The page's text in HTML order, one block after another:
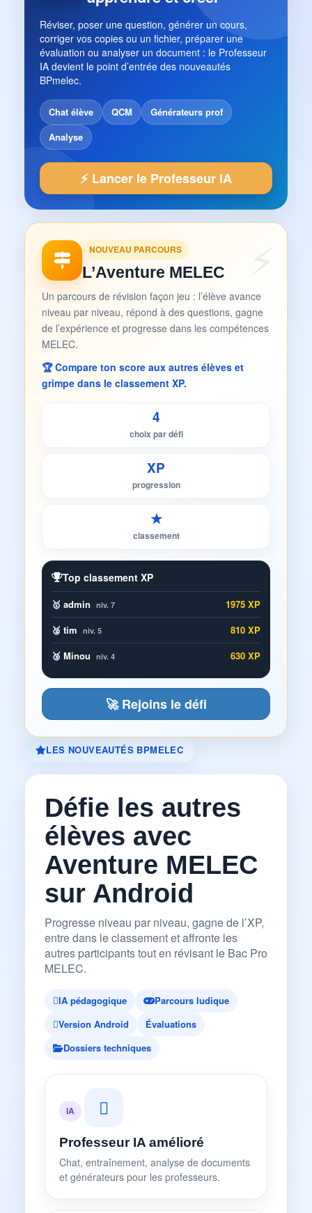
Réviser, poser une question, générer un cours,
corriger vos copies ou un fichier, préparer une
évaluation ou analyser un document : le Professeur
IA devient le point d’entrée des nouveautés
BPmelec.
Chat élève QCM
Générateurs prof
Analyse
⚡ Lancer le Professeur IA
NOUVEAU PARCOURS
L’Aventure MELEC
Un parcours de révision façon jeu : l’élève avance
niveau par niveau, répond à des questions, gagne
de l’expérience et progresse dans les compétences
MELEC.
🏆 Compare ton score aux autres élèves et
grimpe dans le classement XP.
4
choix par défi
XP
progression
★
classement
Top classement XP
🥇 admin niv. 7
1975 XP
🥈 tim niv. 5
810 XP
🥉 Minou niv. 4 630 XP
🚀 Rejoins le défi
LES NOUVEAUTÉS BPMELEC
Défie les autres
élèves avec
Aventure MELEC
sur Android
Progresse niveau par niveau, gagne de l’XP,
entre dans le classement et affronte les
autres participants tout en révisant le Bac Pro
MELEC.
IA pédagogique
Parcours ludique
Version Android
Évaluations
Dossiers techniques
IA
Professeur IA amélioré
Chat, entraînement, analyse de documents
et générateurs pour les professeurs.